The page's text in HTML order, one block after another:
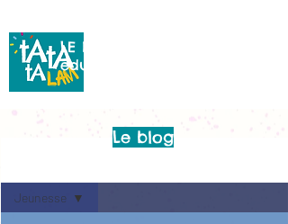
LE BLOG du service
éducation
Jeunesse
Le blog